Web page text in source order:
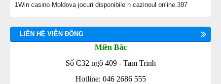
1Win casino Moldova jocuri disponibile n cazinoul online.397
LIÊN HỆ VIỄN ĐÔNG
Miền Bắc
Số C32 ngõ 409 - Tam Trinh
Hotline: 046 2686 555